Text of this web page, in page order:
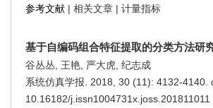
参考文献 | 相关文章 | 计量指标
基于自编码组合特征提取的分类方法研
谷丛丛, 王艳, 严大虎, 纪志成
系统仿真学报. 2018, 30 (11): 4132-4140.
10.16182/j.issn1004731x.joss.201811011